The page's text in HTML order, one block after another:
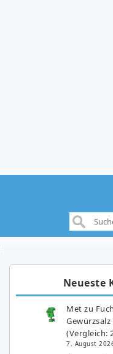
Neueste
Met zu
(Vergleich:
7. August